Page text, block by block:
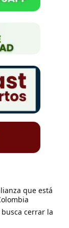
que está
cerrar la